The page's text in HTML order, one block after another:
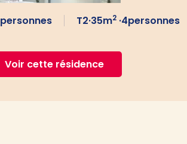
personnes T2·35m2 ·4personnes
Voir cette résidence